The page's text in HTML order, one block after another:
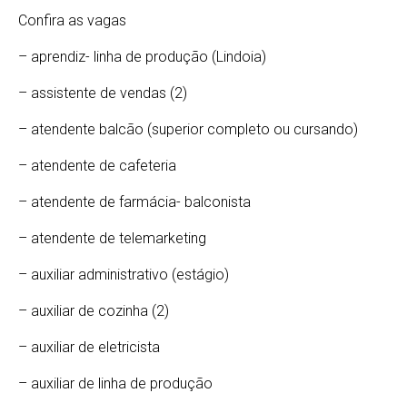
Confira as vagas
– aprendiz- linha de produção (Lindoia)
– assistente de vendas (2)
– atendente balcão (superior completo ou cursando)
– atendente de cafeteria
– atendente de farmácia- balconista
– atendente de telemarketing
– auxiliar administrativo (estágio)
– auxiliar de cozinha (2)
– auxiliar de eletricista
– auxiliar de linha de produção